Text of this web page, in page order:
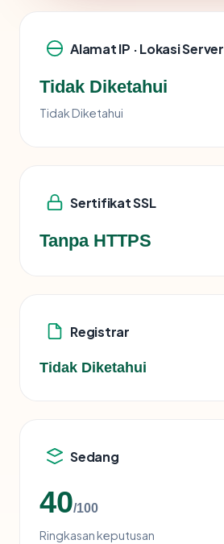
Alamat IP · Lokasi Server
Tidak Diketahui
Tidak Diketahui
Sertifikat SSL
Tanpa HTTPS
Registrar
Tidak Diketahui
Sedang
40/100
Ringkasan keputusan